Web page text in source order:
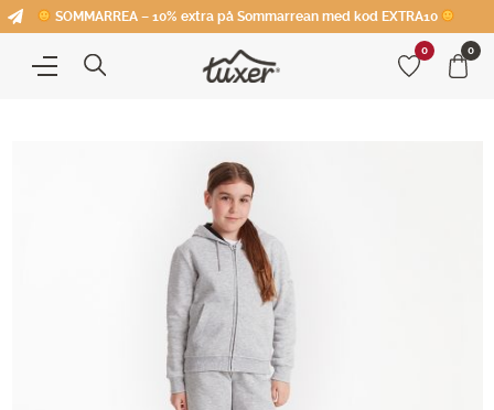
SOMMARREA – 10% extra på Sommarrean med kod EXTRA10
0 0